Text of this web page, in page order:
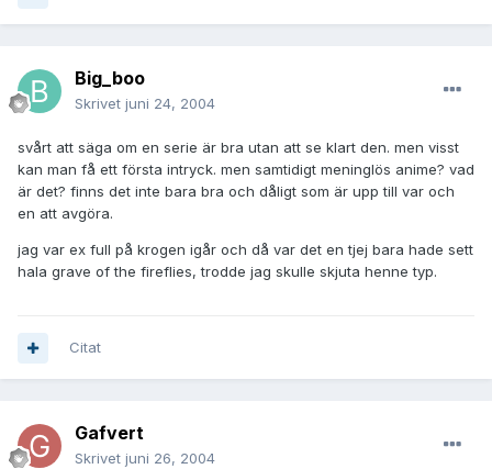
Big_boo
Skrivet juni 24, 2004
svårt att säga om en serie är bra utan att se klart den. men visst
kan man få ett första intryck. men samtidigt meninglös anime? vad
är det? finns det inte bara bra och dåligt som är upp till var och
en att avgöra.
jag var ex full på krogen igår och då var det en tjej bara hade sett
hala grave of the fireflies, trodde jag skulle skjuta henne typ.
Citat
Gafvert
Skrivet juni 26, 2004